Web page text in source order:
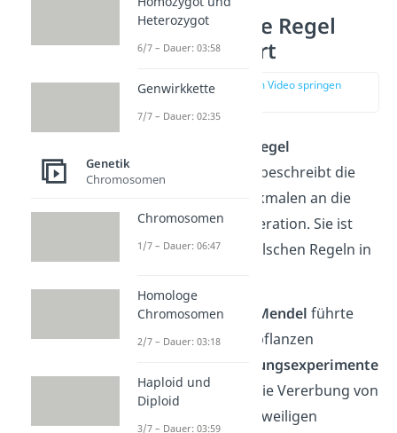
1. Mendelsche Regel
einfach erklärt
zur Stelle im Video springen
1. Mendelsche Regel
(Uniformitätsregel) beschreibt die
Vererbung von Merkmalen an die
erste Nachfolgegeneration. Sie ist
eine von drei Mendelschen Regeln in
Der MönchGregor Mendel führte
anhand von Erbsenpflanzen
Kreuzungsexperimente
durch. Er wollte so die Vererbung von
Merkmalen an die jeweiligen
Heterozygot
6/7 – Dauer: 03:58
Genwirkkette
7/7 – Dauer: 02:35
Genetik
Chromosomen
Chromosomen
1/7 – Dauer: 06:47
Homologe
Chromosomen
2/7 – Dauer: 03:18
Haploid und
Diploid
3/7 – Dauer: 03:59